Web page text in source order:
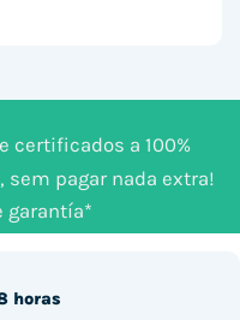
certificados a 100%
sem pagar nada extra!
garantía*
horas